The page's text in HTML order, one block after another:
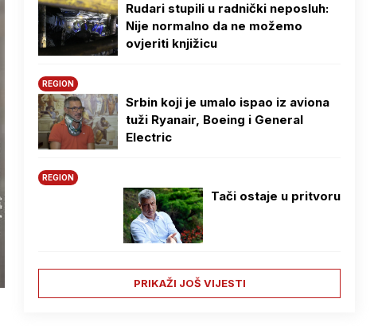
Rudari stupili u radnički neposluh:
Nije normalno da ne možemo
ovjeriti knjižicu
REGION
Srbin koji je umalo ispao iz aviona
tuži Ryanair, Boeing i General
Electric
REGION
Tači ostaje u pritvoru
PRIKAŽI JOŠ VIJESTI